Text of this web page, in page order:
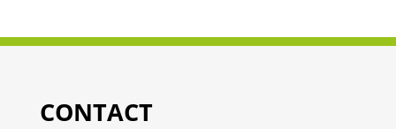
CONTACT